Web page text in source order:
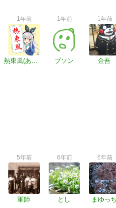
1年前
熱東風(あちこち)
1年前
ブソン
1年前
金吾
5年前
軍師
6年前
とし
6年前
まゆっち